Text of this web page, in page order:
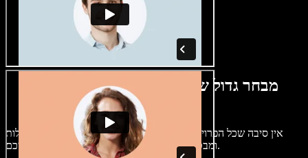
מבחר גדול של קולות נשים וגברים במגוון
מבטאים
אין סיבה שכל הפרויקטים יישמעו אותו דבר. בחרו מתוך מאות קולות
ומבטאים של בינה מלאכותית והתאימו אותם אליכם.